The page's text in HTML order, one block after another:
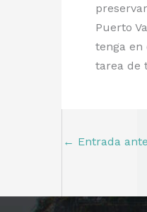
Puerto
tenga en
tarea de
← Entrada